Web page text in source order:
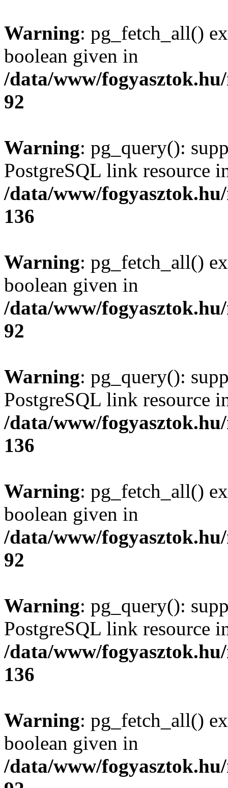
Warning: pg_fetch_all()
boolean given in
/data/www/
92
Warning: pg_query():
PostgreSQL link resource
/data/www/
136
Warning: pg_fetch_all()
boolean given in
/data/www/
92
Warning: pg_query():
PostgreSQL link resource
/data/www/
136
Warning: pg_fetch_all()
boolean given in
/data/www/
92
Warning: pg_query():
PostgreSQL link resource
/data/www/
136
Warning: pg_fetch_all()
boolean given in
/data/www/